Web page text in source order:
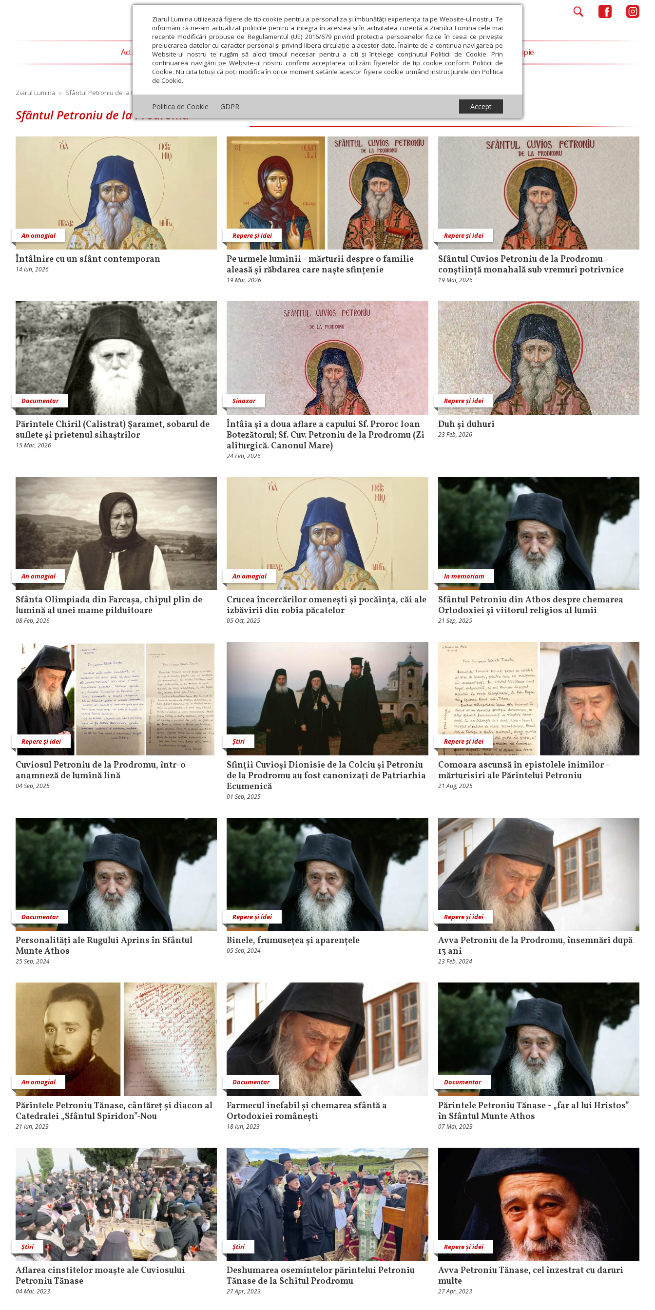
Ziarul Lumina utilizează fişiere de tip cookie pentru a personaliza și îmbunătăți experiența ta pe Website-ul nostru. Te
informăm că ne-am actualizat politicile pentru a integra în acestea și în activitatea curentă a Ziarului Lumina cele mai
recente modificări propuse de Regulamentul (UE) 2016/679 privind protecția persoanelor fizice în ceea ce privește
prelucrarea datelor cu caracter personal și privind libera circulație a acestor date. Înainte de a continua navigarea pe
Website-ul nostru te rugăm să aloci timpul necesar pentru a citi și înțelege conținutul Politicii de Cookie. Prin
continuarea navigării pe Website-ul nostru confirmi acceptarea utilizării fişierelor de tip cookie conform Politicii de
Cookie. Nu uita totuși că poți modifica în orice moment setările acestor fişiere cookie urmând instrucțiunile din Politica
de Cookie.
Politica de Cookie GDPR Accept
Actualitate religioasă Teologie și spiritualitate Educaţie și Cultură Societate Opinii Filantropie
Ziarul Lumina › Sfântul Petroniu de la Prodromu
Sfântul Petroniu de la Prodromu
An omagial
Întâlnire cu un sfânt contemporan
14 Iun, 2026
Repere și idei
Pe urmele luminii - mărturii despre o familie
aleasă și răbdarea care naște sfințenie
19 Mai, 2026
Repere și idei
Sfântul Cuvios Petroniu de la Prodromu -
conștiință monahală sub vremuri potrivnice
19 Mai, 2026
Documentar
Părintele Chiril (Calistrat) Șaramet, sobarul de
suflete și prietenul sihaștrilor
15 Mar, 2026
Sinaxar
Întâia şi a doua aflare a capului Sf. Proroc Ioan
Botezătorul; Sf. Cuv. Petroniu de la Prodromu (Zi
aliturgică. Canonul Mare)
24 Feb, 2026
Repere și idei
Duh și duhuri
23 Feb, 2026
An omagial
Sfânta Olimpiada din Farcașa, chipul plin de
lumină al unei mame pilduitoare
08 Feb, 2026
An omagial
Crucea încercărilor omenești și pocăința, căi ale
izbăvirii din robia păcatelor
05 Oct, 2025
In memoriam
Sfântul Petroniu din Athos despre chemarea
Ortodoxiei și viitorul religios al lumii
21 Sep, 2025
Repere și idei
Cuviosul Petroniu de la Prodromu, într-o
anamneză de lumină lină
04 Sep, 2025
Știri
Sfinţii Cuvioşi Dionisie de la Colciu şi Petroniu
de la Prodromu au fost canonizaţi de Patriarhia
Ecumenică
01 Sep, 2025
Repere și idei
Comoara ascunsă în epistolele inimilor -
mărturisiri ale Părintelui Petroniu
21 Aug, 2025
Documentar
Personalități ale Rugului Aprins în Sfântul
Munte Athos
25 Sep, 2024
Repere și idei
Binele, frumusețea și aparențele
05 Sep, 2024
Repere și idei
Avva Petroniu de la Prodromu, însemnări după
13 ani
23 Feb, 2024
An omagial
Părintele Petroniu Tănase, cântăreț și diacon al
Catedralei „Sfântul Spiridon”-Nou
21 Iun, 2023
Documentar
Farmecul inefabil și chemarea sfântă a
Ortodoxiei românești
18 Iun, 2023
Documentar
Părintele Petroniu Tănase - „far al lui Hristos”
în Sfântul Munte Athos
07 Mai, 2023
Știri
Aflarea cinstitelor moaște ale Cuviosului
Petroniu Tănase
04 Mai, 2023
Știri
Deshumarea osemintelor părintelui Petroniu
Tănase de la Schitul Prodromu
27 Apr, 2023
Repere și idei
Avva Petroniu Tănase, cel înzestrat cu daruri
multe
27 Apr, 2023